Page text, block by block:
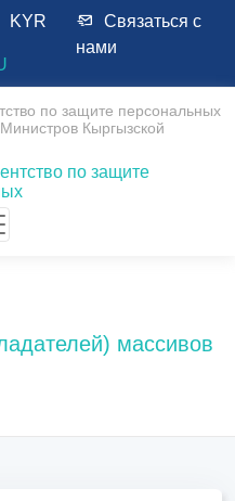
KYR
Связаться с
нами
по защите персональных
Кыргызской
по защите
массивов